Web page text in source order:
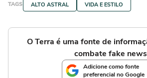
TAGS ALTO ASTRAL VIDA E ESTILO
O Terra é uma fonte de
combate fake
Adicione como fonte
preferencial no Google